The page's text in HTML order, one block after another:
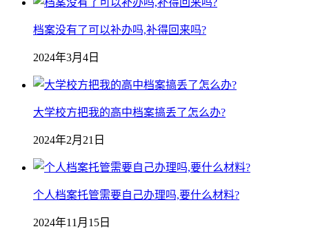
档案没有了可以补办吗,补得回来吗?
2024年3月4日
大学校方把我的高中档案搞丢了怎么办?
2024年2月21日
个人档案托管需要自己办理吗,要什么材料?
2024年11月15日